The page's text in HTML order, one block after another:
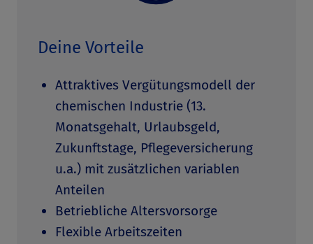
Deine Vorteile
Attraktives Vergütungsmodell der
chemischen Industrie (13.
Monatsgehalt, Urlaubsgeld,
Zukunftstage, Pflegeversicherung
u.a.) mit zusätzlichen variablen
Anteilen
Betriebliche Altersvorsorge
Flexible Arbeitszeiten